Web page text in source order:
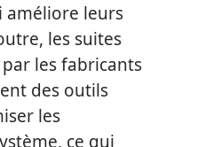
leurs
les suites
les fabricants
des outils
les
ce qui